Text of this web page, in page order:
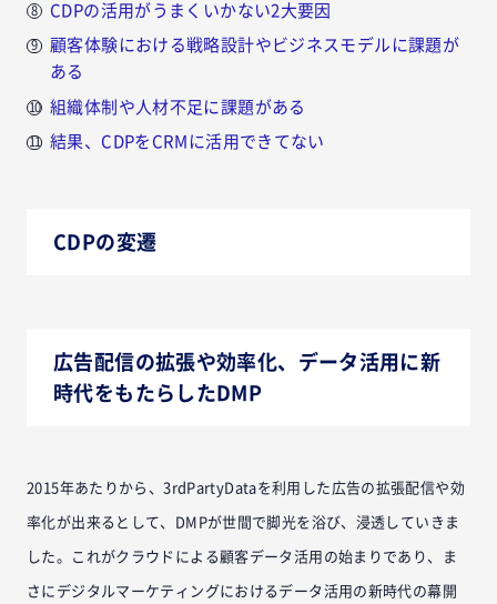
CDPの活用がうまくいかない2大要因
顧客体験における戦略設計やビジネスモデルに課題が
ある
組織体制や人材不足に課題がある
結果、CDPをCRMに活用できてない
CDPの変遷
広告配信の拡張や効率化、データ活用に新
時代をもたらしたDMP
2015年あたりから、3rdPartyDataを利用した広告の拡張配信や効
率化が出来るとして、DMPが世間で脚光を浴び、浸透していきま
した。これがクラウドによる顧客データ活用の始まりであり、ま
さにデジタルマーケティングにおけるデータ活用の新時代の幕開